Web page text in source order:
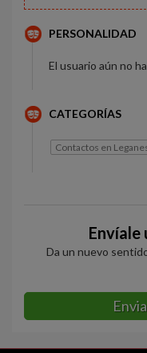
PERSONALIDAD
El usuario aún no
CATEGORÍAS
Contactos en
Envíale
Da un nuevo